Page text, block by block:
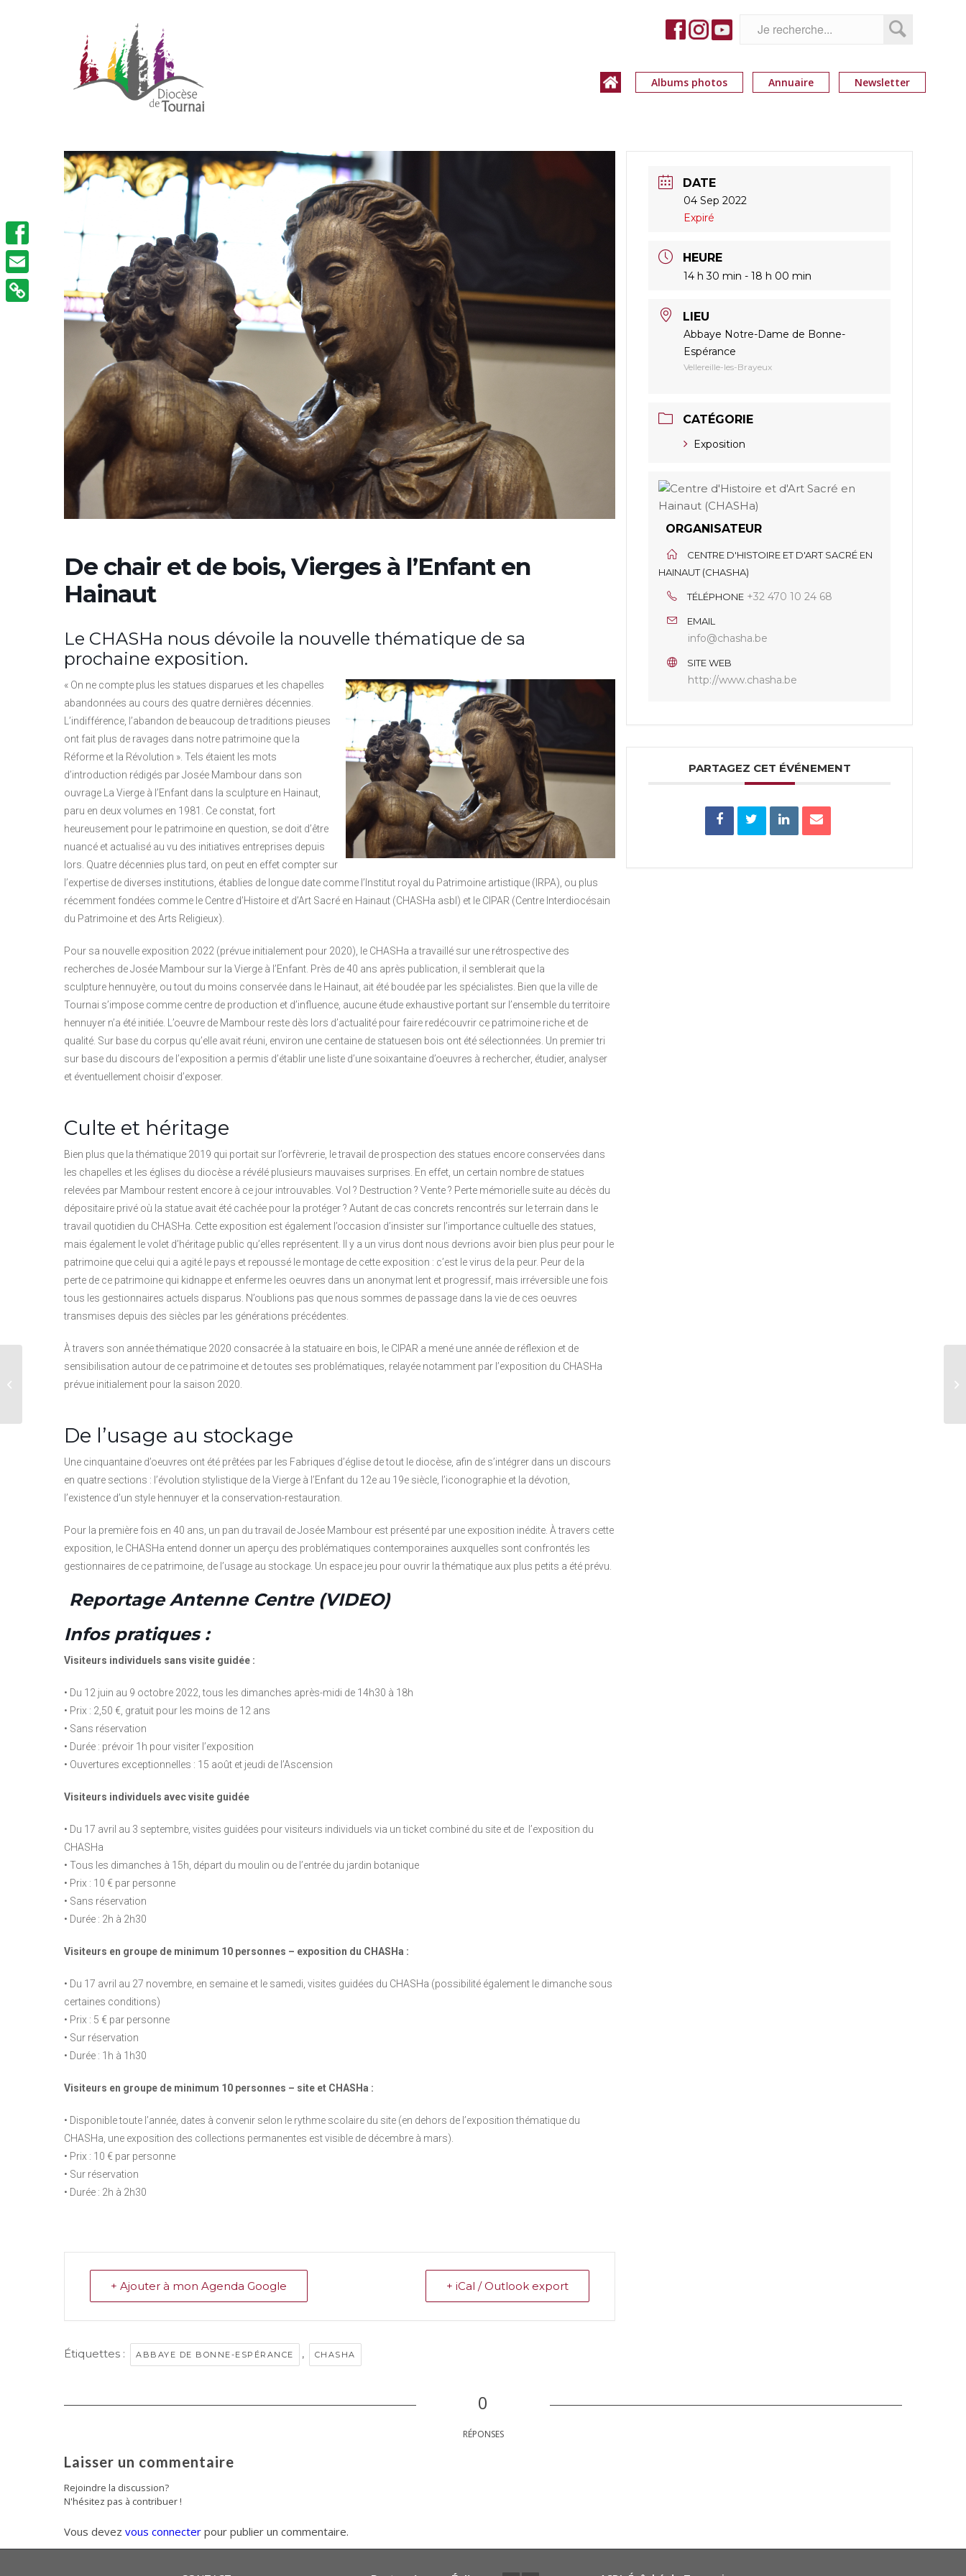
Albums photos Annuaire Newsletter
De chair et de bois, Vierges à l’Enfant en
Hainaut
Le CHASHa nous dévoile la nouvelle thématique de sa
prochaine exposition.
« On ne compte plus les statues disparues et les chapelles
abandonnées au cours des quatre dernières décennies.
L’indifférence, l’abandon de beaucoup de traditions pieuses
ont fait plus de ravages dans notre patrimoine que la
Réforme et la Révolution ». Tels étaient les mots
d’introduction rédigés par Josée Mambour dans son
ouvrage La Vierge à l’Enfant dans la sculpture en Hainaut,
paru en deux volumes en 1981. Ce constat, fort
heureusement pour le patrimoine en question, se doit d’être
nuancé et actualisé au vu des initiatives entreprises depuis
lors. Quatre décennies plus tard, on peut en effet compter sur
l’expertise de diverses institutions, établies de longue date comme l’Institut royal du Patrimoine artistique (IRPA), ou plus
récemment fondées comme le Centre d’Histoire et d’Art Sacré en Hainaut (CHASHa asbl) et le CIPAR (Centre Interdiocésain
du Patrimoine et des Arts Religieux).
Pour sa nouvelle exposition 2022 (prévue initialement pour 2020), le CHASHa a travaillé sur une rétrospective des
recherches de Josée Mambour sur la Vierge à l’Enfant. Près de 40 ans après publication, il semblerait que la
sculpture hennuyère, ou tout du moins conservée dans le Hainaut, ait été boudée par les spécialistes. Bien que la ville de
Tournai s’impose comme centre de production et d’influence, aucune étude exhaustive portant sur l’ensemble du territoire
hennuyer n’a été initiée. L’oeuvre de Mambour reste dès lors d’actualité pour faire redécouvrir ce patrimoine riche et de
qualité. Sur base du corpus qu’elle avait réuni, environ une centaine de statuesen bois ont été sélectionnées. Un premier tri
sur base du discours de l’exposition a permis d’établir une liste d’une soixantaine d’oeuvres à rechercher, étudier, analyser
et éventuellement choisir d’exposer.
Culte et héritage
Bien plus que la thématique 2019 qui portait sur l’orfèvrerie, le travail de prospection des statues encore conservées dans
les chapelles et les églises du diocèse a révélé plusieurs mauvaises surprises. En effet, un certain nombre de statues
relevées par Mambour restent encore à ce jour introuvables. Vol ? Destruction ? Vente ? Perte mémorielle suite au décès du
dépositaire privé où la statue avait été cachée pour la protéger ? Autant de cas concrets rencontrés sur le terrain dans le
travail quotidien du CHASHa. Cette exposition est également l’occasion d’insister sur l’importance cultuelle des statues,
mais également le volet d’héritage public qu’elles représentent. Il y a un virus dont nous devrions avoir bien plus peur pour le
patrimoine que celui qui a agité le pays et repoussé le montage de cette exposition : c’est le virus de la peur. Peur de la
perte de ce patrimoine qui kidnappe et enferme les oeuvres dans un anonymat lent et progressif, mais irréversible une fois
tous les gestionnaires actuels disparus. N’oublions pas que nous sommes de passage dans la vie de ces oeuvres
transmises depuis des siècles par les générations précédentes.
À travers son année thématique 2020 consacrée à la statuaire en bois, le CIPAR a mené une année de réflexion et de
sensibilisation autour de ce patrimoine et de toutes ses problématiques, relayée notamment par l’exposition du CHASHa
prévue initialement pour la saison 2020.
De l’usage au stockage
Une cinquantaine d’oeuvres ont été prêtées par les Fabriques d’église de tout le diocèse, afin de s’intégrer dans un discours
en quatre sections : l’évolution stylistique de la Vierge à l’Enfant du 12e au 19e siècle, l’iconographie et la dévotion,
l’existence d’un style hennuyer et la conservation-restauration.
Pour la première fois en 40 ans, un pan du travail de Josée Mambour est présenté par une exposition inédite. À travers cette
exposition, le CHASHa entend donner un aperçu des problématiques contemporaines auxquelles sont confrontés les
gestionnaires de ce patrimoine, de l’usage au stockage. Un espace jeu pour ouvrir la thématique aux plus petits a été prévu.
Reportage Antenne Centre (VIDEO)
Infos pratiques :
Visiteurs individuels sans visite guidée :
• Du 12 juin au 9 octobre 2022, tous les dimanches après-midi de 14h30 à 18h
• Prix : 2,50 €, gratuit pour les moins de 12 ans
• Sans réservation
• Durée : prévoir 1h pour visiter l’exposition
• Ouvertures exceptionnelles : 15 août et jeudi de l’Ascension
Visiteurs individuels avec visite guidée
• Du 17 avril au 3 septembre, visites guidées pour visiteurs individuels via un ticket combiné du site et de l’exposition du
CHASHa
• Tous les dimanches à 15h, départ du moulin ou de l’entrée du jardin botanique
• Prix : 10 € par personne
• Sans réservation
• Durée : 2h à 2h30
Visiteurs en groupe de minimum 10 personnes – exposition du CHASHa :
• Du 17 avril au 27 novembre, en semaine et le samedi, visites guidées du CHASHa (possibilité également le dimanche sous
certaines conditions)
• Prix : 5 € par personne
• Sur réservation
• Durée : 1h à 1h30
Visiteurs en groupe de minimum 10 personnes – site et CHASHa :
• Disponible toute l’année, dates à convenir selon le rythme scolaire du site (en dehors de l’exposition thématique du
CHASHa, une exposition des collections permanentes est visible de décembre à mars).
• Prix : 10 € par personne
• Sur réservation
• Durée : 2h à 2h30
+ Ajouter à mon Agenda Google + iCal / Outlook export
Étiquettes : ABBAYE DE BONNE-ESPÉRANCE , CHASHA
DATE
04 Sep 2022
Expiré
HEURE
14 h 30 min - 18 h 00 min
LIEU
Abbaye Notre-Dame de Bonne-
Espérance
Vellereille-les-Brayeux
CATÉGORIE
Exposition
ORGANISATEUR
CENTRE D'HISTOIRE ET D'ART SACRÉ EN
HAINAUT (CHASHA)
TÉLÉPHONE +32 470 10 24 68
EMAIL
info@chasha.be
SITE WEB
http://www.chasha.be
PARTAGEZ CET ÉVÉNEMENT
0
RÉPONSES
Laisser un commentaire
Rejoindre la discussion?
N'hésitez pas à contribuer !
Vous devez vous connecter pour publier un commentaire.
Facebook
Email